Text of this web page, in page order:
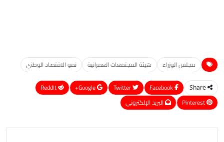
مجلس الوزراء هيئة المجتمعات العمرانية نمو الاقتصاد الوطني
Share
Google+
ReddIt
Pinterest
البريد الإلكتروني